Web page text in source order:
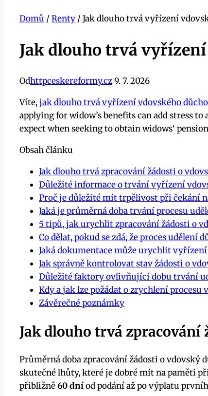
Domů / Renty / Jak dlouho trvá vyřízení
Jak dlouho trvá
Odhttpceskereformy.cz9. 7. 2026
Víte,jak dlouho trvá vyřízení vdovského
applying for widow’s benefits can add stress
expect when seeking to obtain widows‘
Obsah článku
Jak dlouho trvá zpracování žádosti o
Důležité informace o trvání vyřízení
Proč je důležité mít trpělivost při čekání
Jaká je průměrná doba trvání procesu
5 tipů, jak urychlit zpracování žádosti o
Co dělat, pokud se zdá, že proces udělení
Jaká dokumentace může urychlit
Jak správně kontrolovat stav žádosti o
Důležité faktory ovlivňující dobu trvání
Kdy a jak lze požádat o zrychlení
Závěrečné poznámky
Jak dlouho trvá zpracování
Průměrná doba zpracování žádosti o
skutečné lhůty, které je dobré mít na paměti
přibližně60 dníod podání až po výplatu